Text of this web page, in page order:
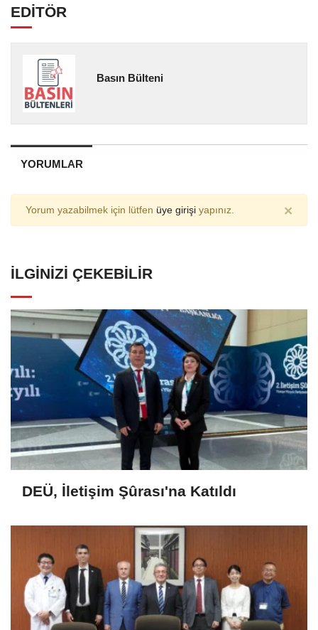
EDİTÖR
Basın Bülteni
YORUMLAR
Yorum yazabilmek için lütfen üye girişi yapınız. ×
İLGINIZI ÇEKEBILIR
DEÜ, İletişim Şûrası'na Katıldı